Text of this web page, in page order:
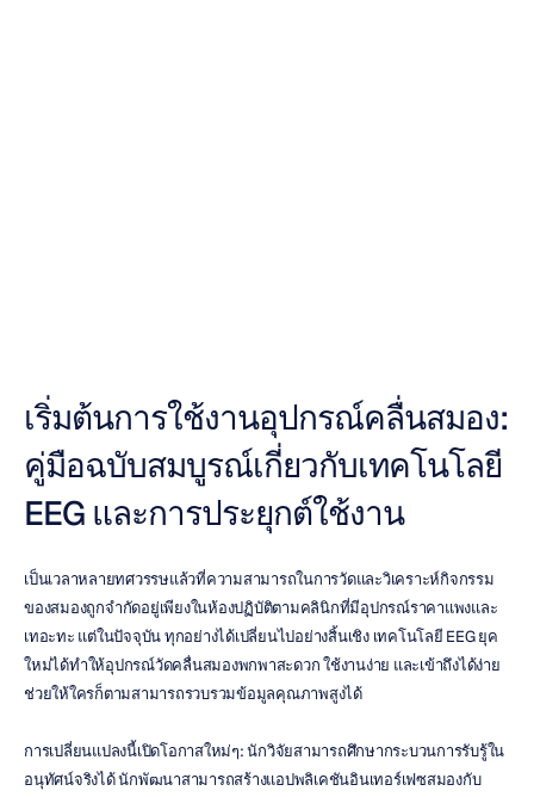
เริ่มต้นการใช้งานอุปกรณ์คลื่นสมอง:
คู่มือฉบับสมบูรณ์เกี่ยวกับเทคโนโลยี
EEG และการประยุกต์ใช้งาน
เป็นเวลาหลายทศวรรษแล้วที่ความสามารถในการวัดและวิเคราะห์กิจกรรม
ของสมองถูกจำกัดอยู่เพียงในห้องปฏิบัติตามคลินิกที่มีอุปกรณ์ราคาแพงและ
เทอะทะ แต่ในปัจจุบัน ทุกอย่างได้เปลี่ยนไปอย่างสิ้นเชิง เทคโนโลยี EEG ยุค
ใหม่ได้ทำให้อุปกรณ์วัดคลื่นสมองพกพาสะดวก ใช้งานง่าย และเข้าถึงได้ง่าย
ช่วยให้ใครก็ตามสามารถรวบรวมข้อมูลคุณภาพสูงได้
การเปลี่ยนแปลงนี้เปิดโอกาสใหม่ๆ: นักวิจัยสามารถศึกษากระบวนการรับรู้ใน
อนุทัศน์จริงได้ นักพัฒนาสามารถสร้างแอปพลิเคชันอินเทอร์เฟซสมองกับ